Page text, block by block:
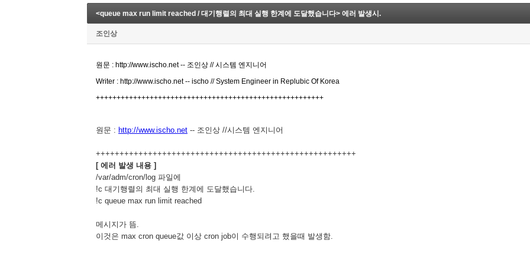
<queue max run limit reached / 대기행렬의 최대 실행 한계에 도달했습니다> 에러 발생시.
조인상
원문 : http://www.ischo.net -- 조인상 // 시스템 엔지니어
Writer : http://www.ischo.net -- ischo // System Engineer in Replubic Of Korea
+++++++++++++++++++++++++++++++++++++++++++++++++++++++
원문 : http://www.ischo.net -- 조인상 //시스템 엔지니어
+++++++++++++++++++++++++++++++++++++++++++++++++++++++
[ 에러 발생 내용 ]
/var/adm/cron/log 파일에
!c 대기행렬의 최대 실행 한계에 도달했습니다.
!c queue max run limit reached
메시지가 뜸.
이것은 max cron queue값 이상 cron job이 수행되려고 했을때 발생함.